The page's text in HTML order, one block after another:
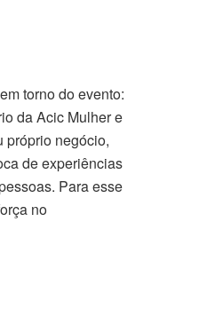
torno do evento:
da Acic Mulher e
próprio negócio,
de experiências
Para esse
no